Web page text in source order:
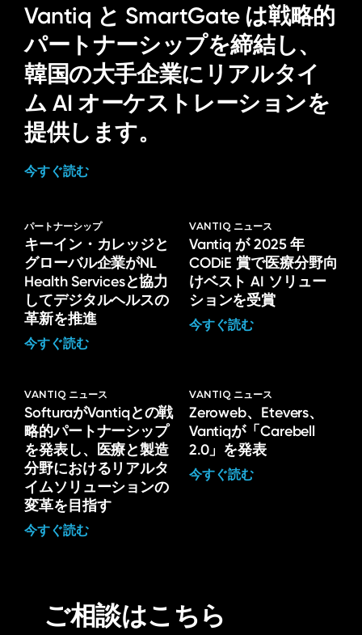
Vantiq と SmartGate は戦略的
パートナーシップを締結し、
韓国の大手企業にリアルタイ
ム AI オーケストレーションを
提供します。
今すぐ読む
パートナーシップ
キーイン・カレッジと
グローバル企業がNL
Health Servicesと協力
してデジタルヘルスの
革新を推進
今すぐ読む
VANTIQ ニュース
Vantiq が 2025 年
CODiE 賞で医療分野向
けベスト AI ソリュー
ションを受賞
今すぐ読む
VANTIQ ニュース
SofturaがVantiqとの戦
略的パートナーシップ
を発表し、医療と製造
分野におけるリアルタ
イムソリューションの
変革を目指す
今すぐ読む
VANTIQ ニュース
Zeroweb、Etevers、
Vantiqが「Carebell
2.0」を発表
今すぐ読む
ご相談はこちら